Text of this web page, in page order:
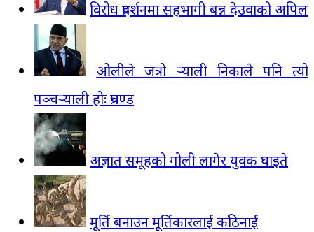
विरोध प्रदर्शनमा सहभागी बन्न देउवाको अपिल
ओलीले जत्रो र्‍याली निकाले पनि त्यो
पञ्चर्‍याली होः प्रचण्ड
अज्ञात समूहको गोली लागेर युवक घाइते
मूर्ति बनाउन मूर्तिकारलाई कठिनाई